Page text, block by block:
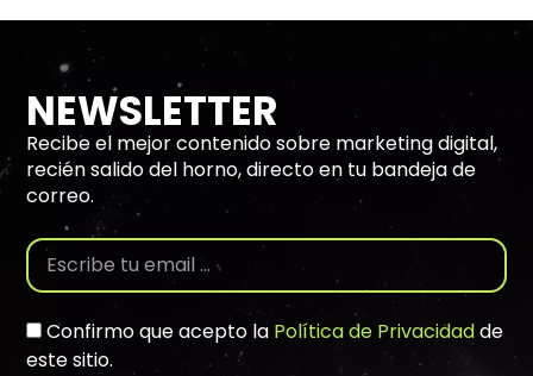
NEWSLETTER
Recibe el mejor contenido sobre marketing digital,
recién salido del horno, directo en tu bandeja de
correo.
Confirmo que acepto la Política de Privacidadde
este sitio.